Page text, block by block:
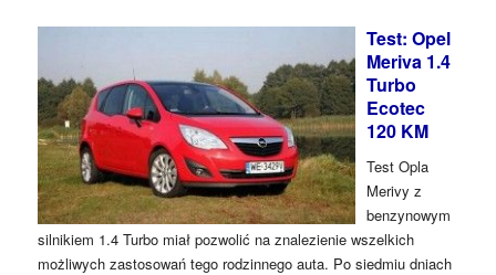
Test: Opel
Meriva 1.4
Turbo
Ecotec
120 KM
Test Opla
Merivy z
benzynowym
silnikiem 1.4 Turbo miał pozwolić na znalezienie wszelkich
możliwych zastosowań tego rodzinnego auta. Po siedmiu dniach